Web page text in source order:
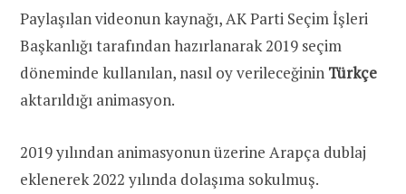
Paylaşılan videonun kaynağı, AK Parti Seçim İşleri
Başkanlığı tarafından hazırlanarak 2019 seçim
döneminde kullanılan, nasıl oy verileceğinin Türkçe
aktarıldığı animasyon.
2019 yılından animasyonun üzerine Arapça dublaj
eklenerek 2022 yılında dolaşıma sokulmuş.